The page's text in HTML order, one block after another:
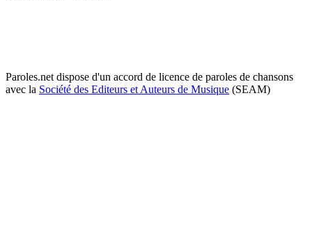
Paroles.net dispose d'un accord de licence de paroles de chansons
avec la Société des Editeurs et Auteurs de Musique (SEAM)